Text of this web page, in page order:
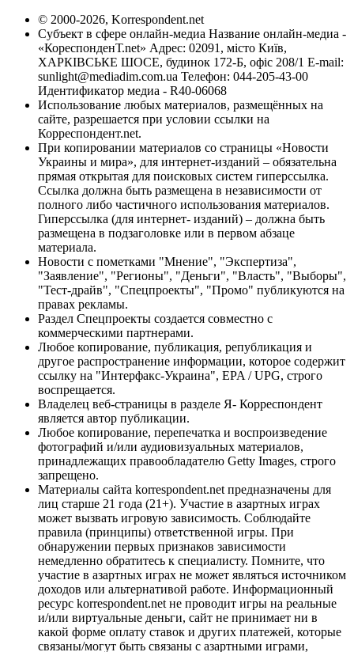
© 2000-2026, Korrespondent.net
Субъект в сфере онлайн-медиа Название онлайн-медиа -
«КореспонденТ.net» Адрес: 02091, місто Київ,
ХАРКІВСЬКЕ ШОСЕ, будинок 172-Б, офіс 208/1 E-mail:
sunlight@mediadim.com.ua Телефон: 044-205-43-00
Идентификатор медиа - R40-06068
Использование любых материалов, размещённых на
сайте, разрешается при условии ссылки на
Корреспондент.net.
При копировании материалов со страницы «Новости
Украины и мира», для интернет-изданий – обязательна
прямая открытая для поисковых систем гиперссылка.
Ссылка должна быть размещена в независимости от
полного либо частичного использования материалов.
Гиперссылка (для интернет- изданий) – должна быть
размещена в подзаголовке или в первом абзаце
материала.
Новости с пометками "Мнение", "Экспертиза",
"Заявление", "Регионы", "Деньги", "Власть", "Выборы",
"Тест-драйв", "Спецпроекты", "Промо" публикуются на
правах рекламы.
Раздел Спецпроекты создается совместно с
коммерческими партнерами.
Любое копирование, публикация, републикация и
другое распространение информации, которое содержит
ссылку на "Интерфакс-Украина", EPA / UPG, строго
воспрещается.
Владелец веб-страницы в разделе Я- Корреспондент
является автор публикации.
Любое копирование, перепечатка и воспроизведение
фотографий и/или аудиовизуальных материалов,
принадлежащих правообладателю Getty Images, строго
запрещено.
Материалы сайта korrespondent.net предназначены для
лиц старше 21 года (21+). Участие в азартных играх
может вызвать игровую зависимость. Соблюдайте
правила (принципы) ответственной игры. При
обнаружении первых признаков зависимости
немедленно обратитесь к специалисту. Помните, что
участие в азартных играх не может являться источником
доходов или альтернативой работе. Информационный
ресурс korrespondent.net не проводит игры на реальные
и/или виртуальные деньги, сайт не принимает ни в
какой форме оплату ставок и других платежей, которые
связаны/могут быть связаны с азартными играми,